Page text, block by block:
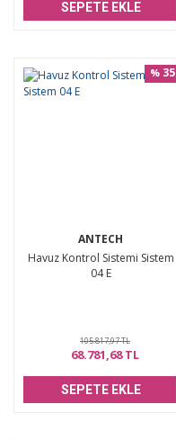
SEPETE EKLE
ANTECH
Havuz Kontrol Sistemi Sistem
04 E
% 35
105.817,97 TL
68.781,68 TL
SEPETE EKLE